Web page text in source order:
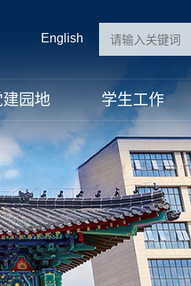
English
建园地 学生工作